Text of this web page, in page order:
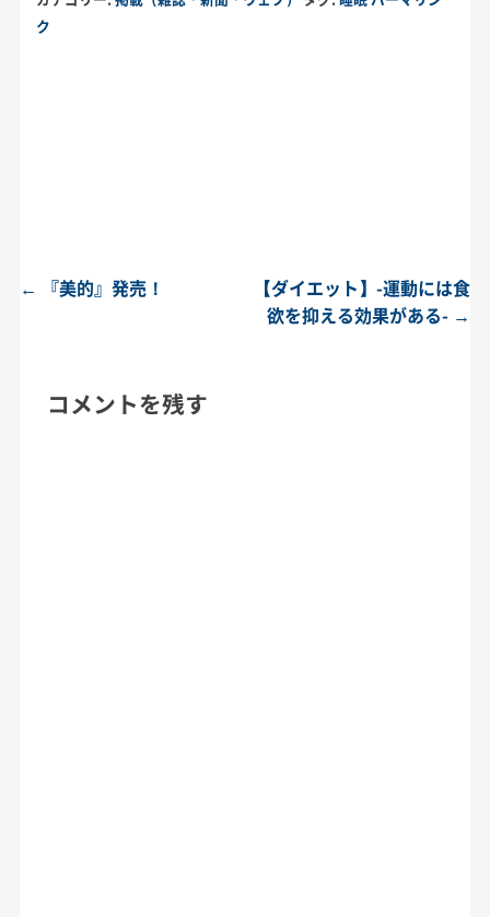
ク
投稿ナビゲーション
← 『美的』発売！
【ダイエット】-運動には食
欲を抑える効果がある- →
コメントを残す